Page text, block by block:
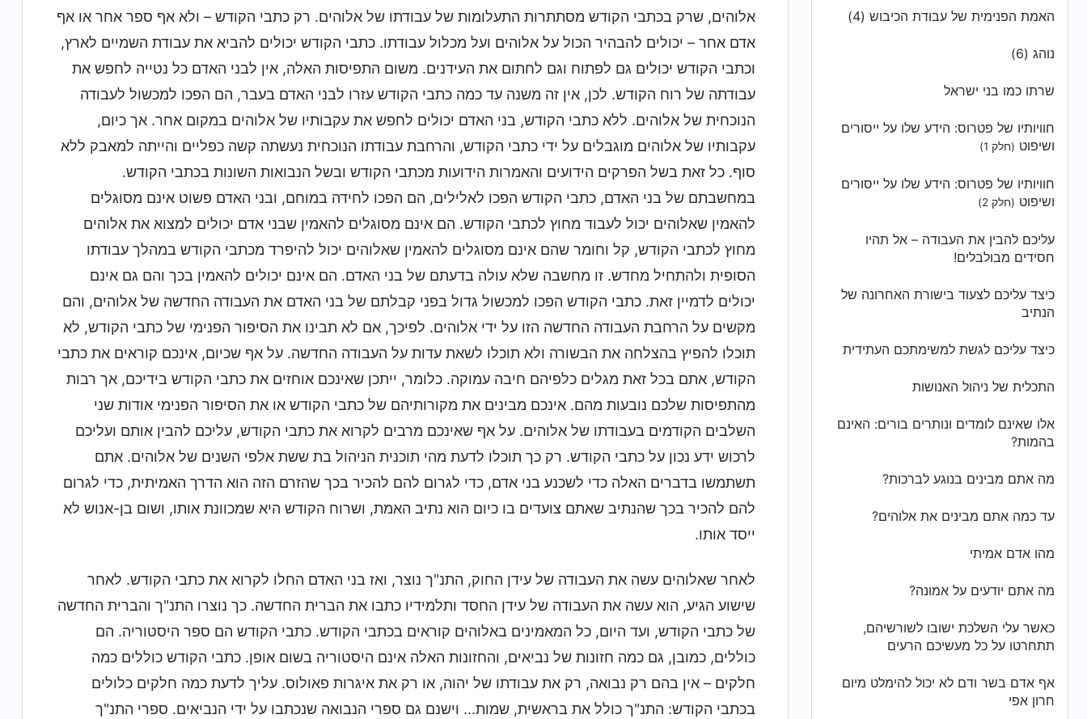
האמת הפנימית של עבודת הכיבוש (4)
נוהג (6)
שרתו כמו בני ישראל
חוויותיו של פטרוס: הידע שלו על ייסורים
ושיפוט (חלק 1)
חוויותיו של פטרוס: הידע שלו על ייסורים
ושיפוט (חלק 2)
עליכם להבין את העבודה – אל תהיו
חסידים מבולבלים!
כיצד עליכם לצעוד בישורת האחרונה של
הנתיב
כיצד עליכם לגשת למשימתכם העתידית
התכלית של ניהול האנושות
אלו שאינם לומדים ונותרים בורים: האינם
בהמות?
מה אתם מבינים בנוגע לברכות?
עד כמה אתם מבינים את אלוהים?
מהו אדם אמיתי
מה אתם יודעים על אמונה?
כאשר עלי השלכת ישובו לשורשיהם,
תתחרטו על כל מעשיכם הרעים
אף אדם בשר ודם לא יכול להימלט מיום
חרון אפי
אלוהים, שרק בכתבי הקודש מסתתרות התעלומות של עבודתו של אלוהים. רק כתבי הקודש – ולא אף ספר אחר או אף
אדם אחר – יכולים להבהיר הכול על אלוהים ועל מכלול עבודתו. כתבי הקודש יכולים להביא את עבודת השמיים לארץ,
וכתבי הקודש יכולים גם לפתוח וגם לחתום את העידנים. משום התפיסות האלה, אין לבני האדם כל נטייה לחפש את
עבודתה של רוח הקודש. לכן, אין זה משנה עד כמה כתבי הקודש עזרו לבני האדם בעבר, הם הפכו למכשול לעבודה
הנוכחית של אלוהים. ללא כתבי הקודש, בני האדם יכולים לחפש את עקבותיו של אלוהים במקום אחר. אך כיום,
עקבותיו של אלוהים מוגבלים על ידי כתבי הקודש, והרחבת עבודתו הנוכחית נעשתה קשה כפליים והייתה למאבק ללא
סוף. כל זאת בשל הפרקים הידועים והאמרות הידועות מכתבי הקודש ובשל הנבואות השונות בכתבי הקודש.
במחשבתם של בני האדם, כתבי הקודש הפכו לאלילים, הם הפכו לחידה במוחם, ובני האדם פשוט אינם מסוגלים
להאמין שאלוהים יכול לעבוד מחוץ לכתבי הקודש. הם אינם מסוגלים להאמין שבני אדם יכולים למצוא את אלוהים
מחוץ לכתבי הקודש, קל וחומר שהם אינם מסוגלים להאמין שאלוהים יכול להיפרד מכתבי הקודש במהלך עבודתו
הסופית ולהתחיל מחדש. זו מחשבה שלא עולה בדעתם של בני האדם. הם אינם יכולים להאמין בכך והם גם אינם
יכולים לדמיין זאת. כתבי הקודש הפכו למכשול גדול בפני קבלתם של בני האדם את העבודה החדשה של אלוהים, והם
מקשים על הרחבת העבודה החדשה הזו על ידי אלוהים. לפיכך, אם לא תבינו את הסיפור הפנימי של כתבי הקודש, לא
תוכלו להפיץ בהצלחה את הבשורה ולא תוכלו לשאת עדות על העבודה החדשה. על אף שכיום, אינכם קוראים את כתבי
הקודש, אתם בכל זאת מגלים כלפיהם חיבה עמוקה. כלומר, ייתכן שאינכם אוחזים את כתבי הקודש בידיכם, אך רבות
מהתפיסות שלכם נובעות מהם. אינכם מבינים את מקורותיהם של כתבי הקודש או את הסיפור הפנימי אודות שני
השלבים הקודמים בעבודתו של אלוהים. על אף שאינכם מרבים לקרוא את כתבי הקודש, עליכם להבין אותם ועליכם
לרכוש ידע נכון על כתבי הקודש. רק כך תוכלו לדעת מהי תוכנית הניהול בת ששת אלפי השנים של אלוהים. אתם
תשתמשו בדברים האלה כדי לשכנע בני אדם, כדי לגרום להם להכיר בכך שהזרם הזה הוא הדרך האמיתית, כדי לגרום
להם להכיר בכך שהנתיב שאתם צועדים בו כיום הוא נתיב האמת, ושרוח הקודש היא שמכוונת אותו, ושום בן-אנוש לא
ייסד אותו.
לאחר שאלוהים עשה את העבודה של עידן החוק, התנ"ך נוצר, ואז בני האדם החלו לקרוא את כתבי הקודש. לאחר
שישוע הגיע, הוא עשה את העבודה של עידן החסד ותלמידיו כתבו את הברית החדשה. כך נוצרו התנ"ך והברית החדשה
של כתבי הקודש, ועד היום, כל המאמינים באלוהים קוראים בכתבי הקודש. כתבי הקודש הם ספר היסטוריה. הם
כוללים, כמובן, גם כמה חזונות של נביאים, והחזונות האלה אינם היסטוריה בשום אופן. כתבי הקודש כוללים כמה
חלקים – אין בהם רק נבואה, רק את עבודתו של יהוה, או רק את איגרות פאולוס. עליך לדעת כמה חלקים כלולים
בכתבי הקודש: התנ"ך כולל את בראשית, שמות... וישנם גם ספרי הנבואה שנכתבו על ידי הנביאים. ספרי התנ"ך